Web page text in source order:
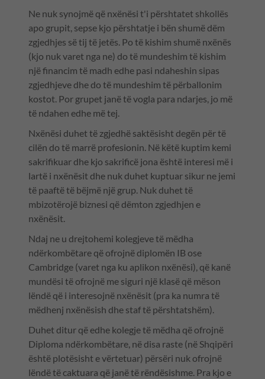
Ne nuk synojmë që nxënësi t'i përshtatet shkollës
apo grupit, sepse kjo përshtatje i bën shumë dëm
zgjedhjes së tij të jetës. Po të kishim shumë nxënës
(kjo nuk varet nga ne) do të mundeshim të kishim
një financim të madh edhe pasi ndaheshin sipas
zgjedhjeve dhe do të mundeshim të përballonim
kostot. Por grupet janë të vogla para ndarjes, jo më
të ndahen edhe më tej.
Nxënësi duhet të zgjedhë saktësisht degën për të
cilën do të marrë profesionin. Në këtë kuptim kemi
sakrifikuar dhe kjo sakrificë jona është interesi më i
lartë i nxënësit dhe nuk duhet kuptuar sikur ne jemi
të paaftë të bëjmë një grup. Nuk duhet të
mbizotërojë biznesi që dëmton zgjedhjen e
nxënësit.
Ndaj ne u drejtohemi kolegjeve të mëdha
ndërkombëtare që ofrojnë diplomën IB ose
Cambridge (varet nga ku aplikon nxënësi), që kanë
mundësi të ofrojnë me siguri një klasë që mëson
lëndë që i interesojnë nxënësit (pra ka numra të
mëdhenj nxënësish dhe staf të përshtatshëm).
Duhet ditur që edhe kolegje të mëdha që ofrojnë
Diploma ndërkombëtare, në disa raste (në Shqipëri
është plotësisht e vërtetuar) përsëri nuk ofrojnë
lëndë të caktuara që janë të rëndësishme. Pra kjo e